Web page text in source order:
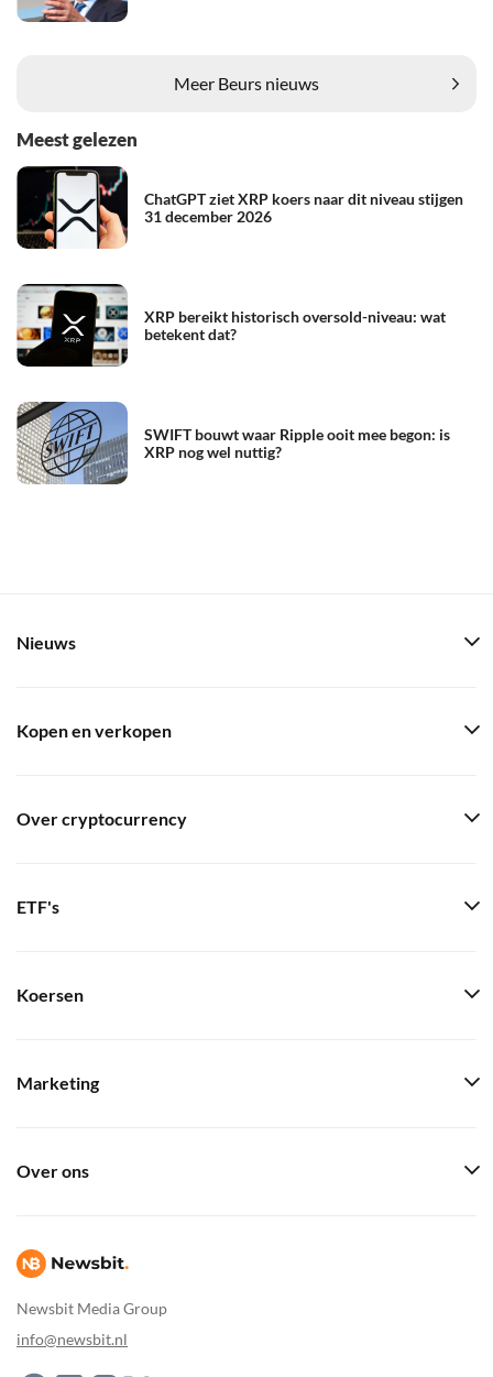
Meer Beurs nieuws
Meest gelezen
ChatGPT ziet XRP koers naar dit niveau stijgen
31 december 2026
XRP bereikt historisch oversold-niveau: wat
betekent dat?
SWIFT bouwt waar Ripple ooit mee begon: is
XRP nog wel nuttig?
Newsbit Media Group
info@newsbit.nl
Nieuws
Kopen en verkopen
Over cryptocurrency
ETF's
Koersen
Marketing
Over ons